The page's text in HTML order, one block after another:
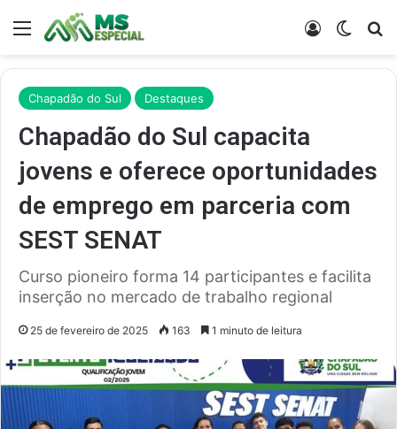
Menu Entrar
Chapadão do Sul Destaques
Chapadão do Sul capacita
jovens e oferece oportunidades
de emprego em parceria com
SEST SENAT
Curso pioneiro forma 14 participantes e facilita
inserção no mercado de trabalho regional
25 de fevereiro de 2025 163 1 minuto de leitura